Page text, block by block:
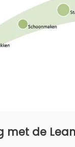
met de